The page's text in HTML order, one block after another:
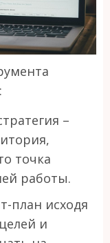
–
точка
работы.
план исходя
и